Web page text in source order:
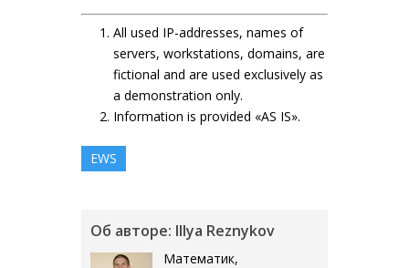
All used IP-addresses, names of
servers, workstations, domains, are
fictional and are used exclusively as
a demonstration only.
Information is provided «AS IS».
EWS
Об авторе: Illya Reznykov
Математик,